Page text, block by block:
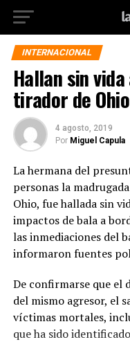
INTERNACIONAL
Hallan sin
tirador de Ohio
4 agosto, 2019
Por Miguel Capula
La hermana del
personas la
Ohio, fue hallada sin
impactos de bala a
las inmediaciones del
informaron fuentes
De confirmarse que el
del mismo agresor, el
víctimas mortales,
que ha sido